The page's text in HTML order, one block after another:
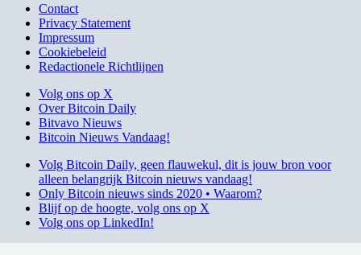
Contact
Privacy Statement
Impressum
Cookiebeleid
Redactionele Richtlijnen
Volg ons op X
Over Bitcoin Daily
Bitvavo Nieuws
Bitcoin Nieuws Vandaag!
Volg Bitcoin Daily, geen flauwekul, dit is jouw bron voor
alleen belangrijk Bitcoin nieuws vandaag!
Only Bitcoin nieuws sinds 2020 • Waarom?
Blijf op de hoogte, volg ons op X
Volg ons op LinkedIn!